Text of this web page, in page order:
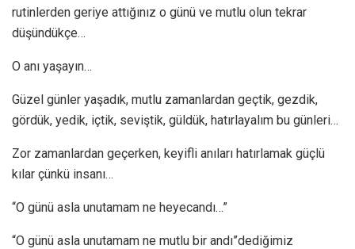
rutinlerden geriye attığınız o günü ve mutlu olun tekrar
düşündükçe…
O anı yaşayın…
Güzel günler yaşadık, mutlu zamanlardan geçtik, gezdik,
gördük, yedik, içtik, seviştik, güldük, hatırlayalım bu günleri…
Zor zamanlardan geçerken, keyifli anıları hatırlamak güçlü
kılar çünkü insanı…
“O günü asla unutamam ne heyecandı…”
“O günü asla unutamam ne mutlu bir andı”dediğimiz